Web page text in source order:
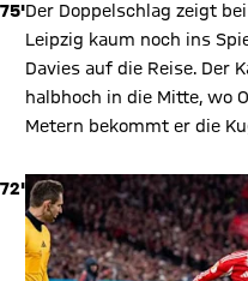
75'Der Doppelschlag zeigt
Leipzig kaum noch ins
Davies auf die Reise. Der
halbhoch in die Mitte, wo
Metern bekommt er die
72'